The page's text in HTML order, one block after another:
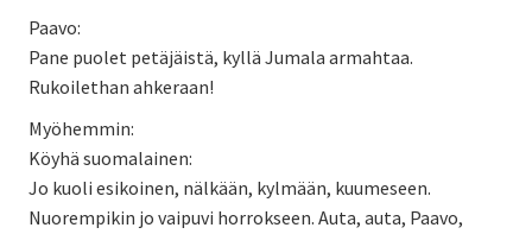
Paavo:
Pane puolet petäjäistä, kyllä Jumala armahtaa.
Rukoilethan ahkeraan!
Myöhemmin:
Köyhä suomalainen:
Jo kuoli esikoinen, nälkään, kylmään, kuumeseen.
Nuorempikin jo vaipuvi horrokseen. Auta, auta, Paavo,